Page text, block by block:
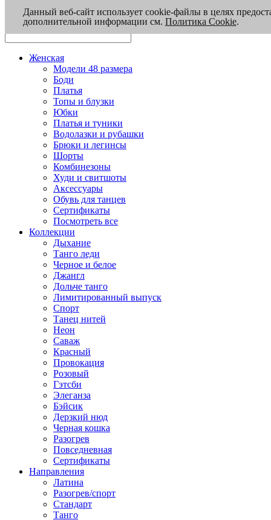
Женская
Модели 48 размера
Боди
Платья
Топы и блузки
Юбки
Платья и туники
Водолазки и рубашки
Брюки и легинсы
Шорты
Комбинезоны
Худи и свитшоты
Аксессуары
Обувь для танцев
Сертификаты
Посмотреть все
Коллекции
Дыхание
Танго леди
Черное и белое
Джангл
Дольче танго
Лимитированный выпуск
Спорт
Танец нитей
Неон
Саваж
Красный
Провокация
Розовый
Гэтсби
Элеганза
Бэйсик
Дерзкий нюд
Черная кошка
Разогрев
Повседневная
Сертификаты
Направления
Латина
Разогрев/спорт
Стандарт
Танго
Данный веб-сайт использует cookie-файлы в целях
дополнительной информации см. Политика Cookie.